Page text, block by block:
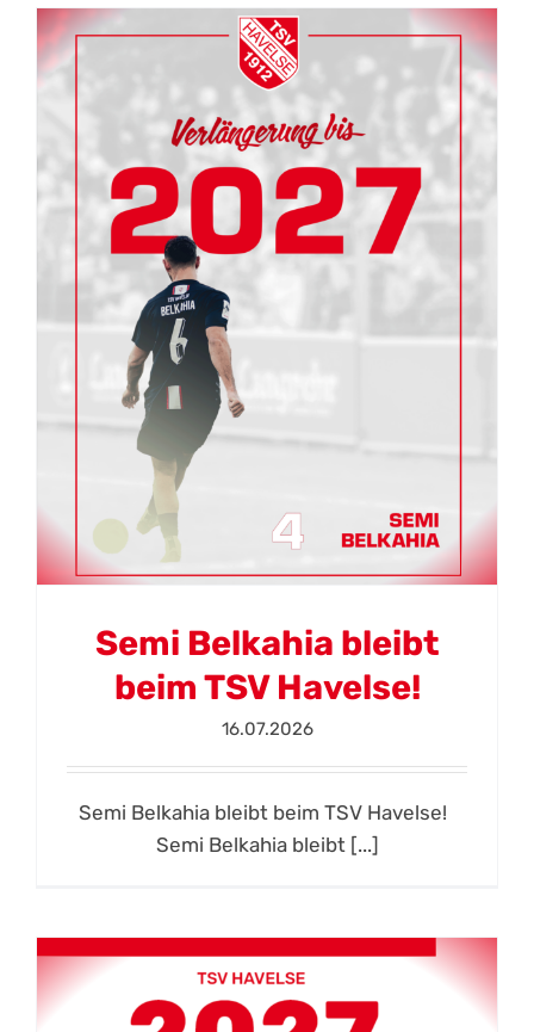
Semi Belkahia bleibt
beim TSV Havelse!
16.07.2026
Semi Belkahia bleibt beim TSV Havelse!
Semi Belkahia bleibt [...]